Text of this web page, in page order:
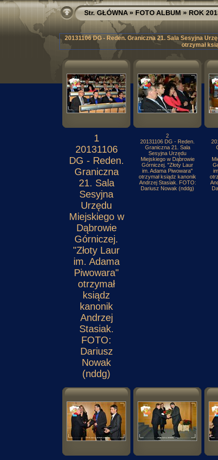
Str. GŁÓWNA»FOTO ALBUM»ROK
20131106 DG - Reden. Graniczna 21. Sala Sesyjna
otrzymał
1
20131106
DG - Reden.
Graniczna
21. Sala
Sesyjna
Urzędu
Miejskiego w
Dąbrowie
Górniczej.
"Złoty Laur
im. Adama
Piwowara"
otrzymał
ksiądz
kanonik
Andrzej
Stasiak.
FOTO:
Dariusz
Nowak
(nddg)
2
20131106 DG - Reden.
Graniczna 21. Sala
Sesyjna Urzędu
Miejskiego w Dąbrowie
Górniczej. "Złoty Laur
im. Adama Piwowara"
otrzymał ksiądz kanonik
Andrzej Stasiak. FOTO:
Dariusz Nowak (nddg)